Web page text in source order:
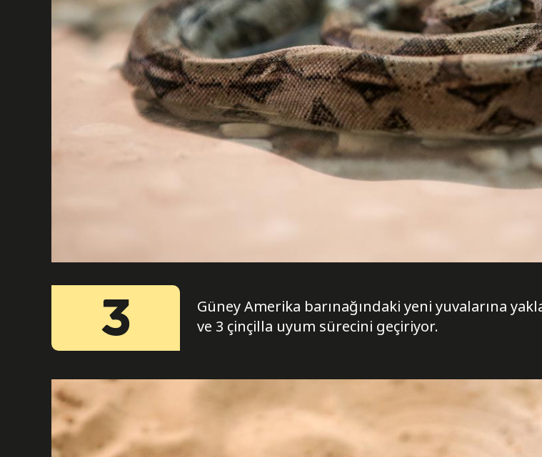
3
Güney Amerika barınağındaki yeni yuvalarına
ve 3 çinçilla uyum sürecini geçiriyor.